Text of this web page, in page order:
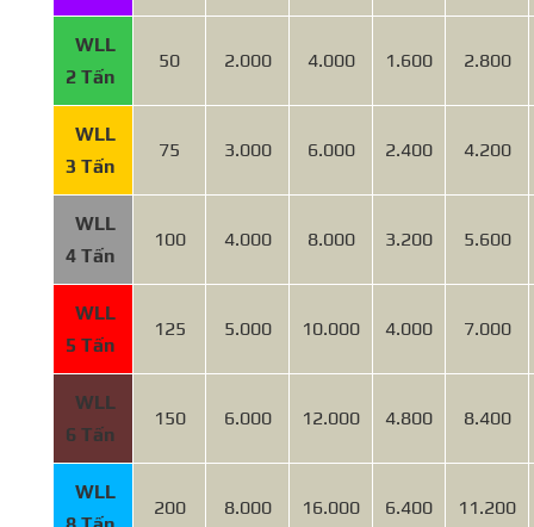
WLL
2 Tấn
50 2.000 4.000 1.600 2.800
WLL
3 Tấn
75 3.000 6.000 2.400 4.200
WLL
4 Tấn
100 4.000 8.000 3.200 5.600
WLL
5 Tấn
125 5.000 10.000 4.000 7.000
WLL
6 Tấn
150 6.000 12.000 4.800 8.400
WLL
200 8.000 16.000 6.400 11.200